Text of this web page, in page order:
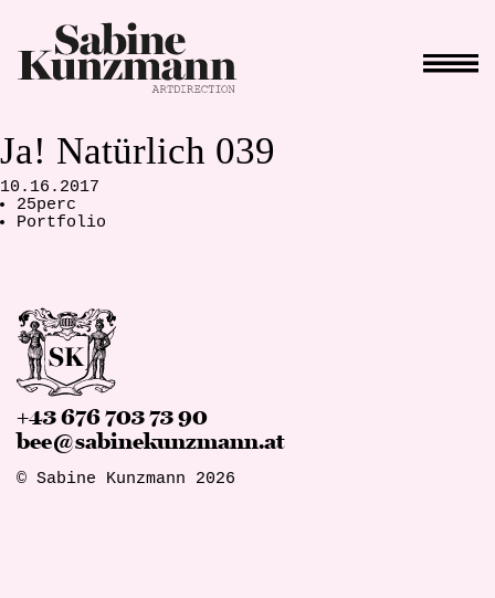
Ja! Natürlich 039
10.16.2017
25perc
Portfolio
+43 676 703 73 90
bee@sabinekunzmann.at
© Sabine Kunzmann 2026